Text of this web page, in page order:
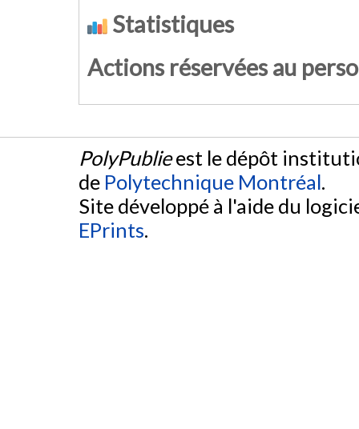
Statistiques
Actions réservées au
PolyPublieest le dépôt
de Polytechnique Montréal.
Site développé à l'aide du
EPrints.